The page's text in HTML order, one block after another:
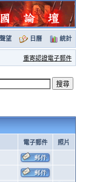
聲望 日曆 統計
重寄認證電子郵件
電子郵件 照片